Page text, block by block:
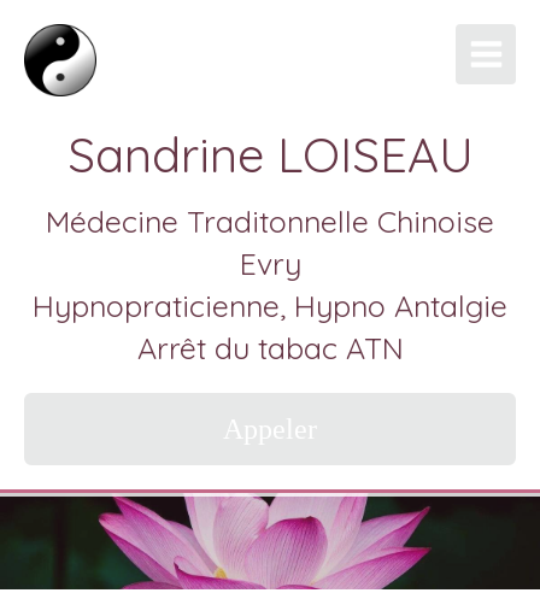
Sandrine LOISEAU
Médecine Traditonnelle Chinoise
Evry
Hypnopraticienne, Hypno Antalgie
Arrêt du tabac ATN
Appeler